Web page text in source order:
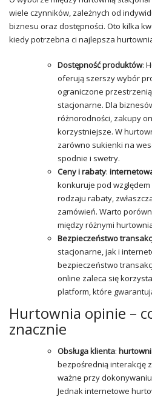
wiele czynników, zależnych od
biznesu oraz dostępności. Oto kilka
kiedy potrzebna ci najlepsza
Dostępność produktów:
oferują szerszy wybór
ograniczone
stacjonarne. Dla
różnorodności, zakupy
korzystniejsze. W
zarówno sukienki na
spodnie i swetry.
Ceny i rabaty:
konkuruje pod
rodzaju rabaty,
zamówień. Warto
między różnymi
Bezpieczeństwo
stacjonarne, jak i
bezpieczeństwo
online zaleca się
platform, które
Hurtownia opinie –
znacznie
Obsługa klienta:
bezpośrednią interakcję
ważne przy
Jednak internetowe